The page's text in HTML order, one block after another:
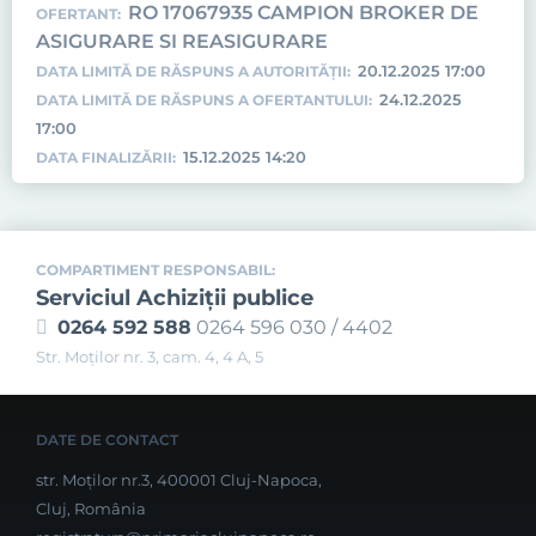
OFERTANT: RO 17067935 CAMPION BROKER DE
ASIGURARE SI REASIGURARE
DATA LIMITĂ DE RĂSPUNS A AUTORITĂȚII: 20.12.2025 17:00
DATA LIMITĂ DE RĂSPUNS A OFERTANTULUI: 24.12.2025
17:00
DATA FINALIZĂRII: 15.12.2025 14:20
COMPARTIMENT RESPONSABIL:
Serviciul Achiziţii publice
0264 592 588 0264 596 030 / 4402
Str. Moţilor nr. 3, cam. 4, 4 A, 5
DATE DE CONTACT
str. Moților nr.3, 400001 Cluj-Napoca,
Cluj, România